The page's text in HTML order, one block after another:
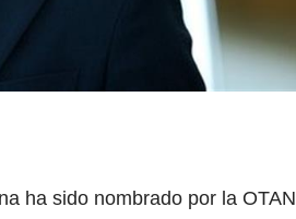
ha sido nombrado por la OTAN